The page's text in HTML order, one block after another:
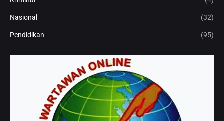
Nasional (32)
Pendidikan (95)